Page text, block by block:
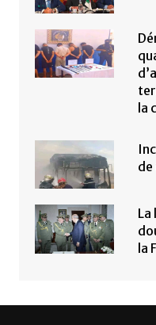
la
de
La
la